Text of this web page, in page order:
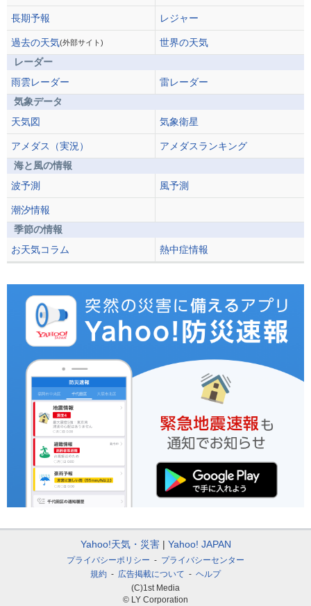
長期予報 レジャー
過去の天気(外部サイト)
世界の天気
レーダー
雨雲レーダー
雷レーダー
気象データ
天気図
気象衛星
アメダス（実況）
アメダスランキング
海と風の情報
波予測
風予測
潮汐情報
季節の情報
お天気コラム
熱中症情報
Yahoo!天気・災害 Yahoo! JAPAN
プライバシーポリシー
プライバシーセンター
規約
広告掲載について
ヘルプ
(C)1st Media
© LY Corporation